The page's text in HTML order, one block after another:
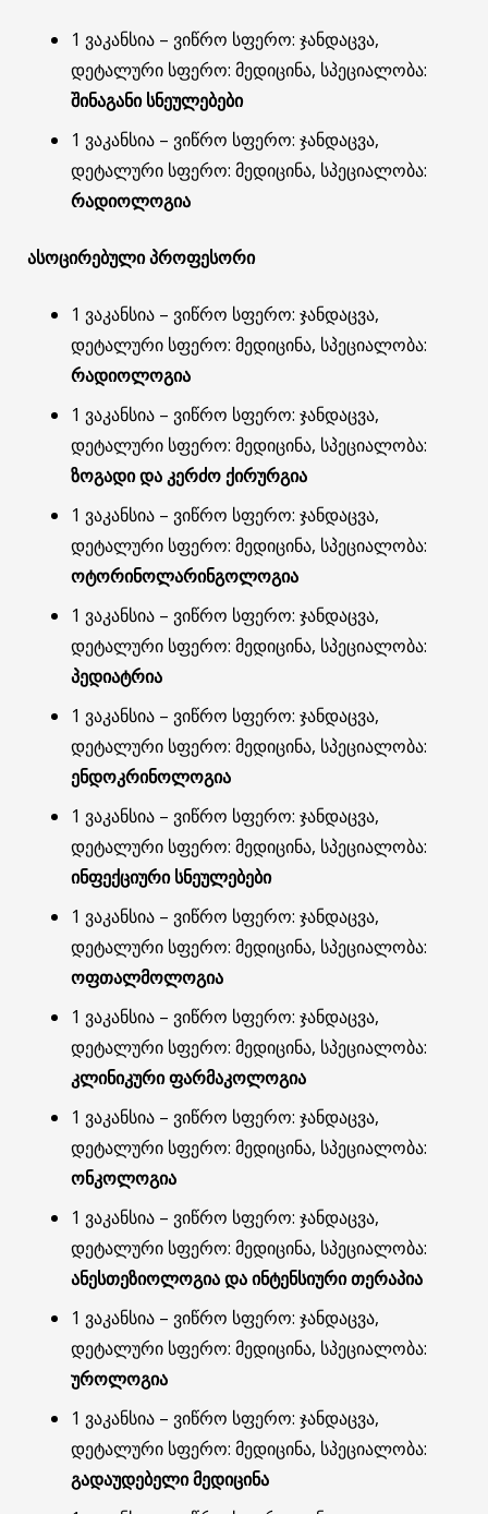
1 ვაკანსია – ვიწრო სფერო: ჯანდაცვა,
დეტალური სფერო: მედიცინა, სპეციალობა:
შინაგანი სნეულებები
1 ვაკანსია – ვიწრო სფერო: ჯანდაცვა,
დეტალური სფერო: მედიცინა, სპეციალობა:
რადიოლოგია
ასოცირებულიპროფესორი
1 ვაკანსია – ვიწრო სფერო: ჯანდაცვა,
დეტალური სფერო: მედიცინა, სპეციალობა:
რადიოლოგია
1 ვაკანსია – ვიწრო სფერო: ჯანდაცვა,
დეტალური სფერო: მედიცინა, სპეციალობა:
ზოგადი და კერძო ქირურგია
1 ვაკანსია – ვიწრო სფერო: ჯანდაცვა,
დეტალური სფერო: მედიცინა, სპეციალობა:
ოტორინოლარინგოლოგია
1 ვაკანსია – ვიწრო სფერო: ჯანდაცვა,
დეტალური სფერო: მედიცინა, სპეციალობა:
პედიატრია
1 ვაკანსია – ვიწრო სფერო: ჯანდაცვა,
დეტალური სფერო: მედიცინა, სპეციალობა:
ენდოკრინოლოგია
1 ვაკანსია – ვიწრო სფერო: ჯანდაცვა,
დეტალური სფერო: მედიცინა, სპეციალობა:
ინფექციური სნეულებები
1 ვაკანსია – ვიწრო სფერო: ჯანდაცვა,
დეტალური სფერო: მედიცინა, სპეციალობა:
ოფთალმოლოგია
1 ვაკანსია – ვიწრო სფერო: ჯანდაცვა,
დეტალური სფერო: მედიცინა, სპეციალობა:
კლინიკური ფარმაკოლოგია
1 ვაკანსია – ვიწრო სფერო: ჯანდაცვა,
დეტალური სფერო: მედიცინა, სპეციალობა:
ონკოლოგია
1 ვაკანსია – ვიწრო სფერო: ჯანდაცვა,
დეტალური სფერო: მედიცინა, სპეციალობა:
ანესთეზიოლოგია და ინტენსიური თერაპია
1 ვაკანსია – ვიწრო სფერო: ჯანდაცვა,
დეტალური სფერო: მედიცინა, სპეციალობა:
უროლოგია
1 ვაკანსია – ვიწრო სფერო: ჯანდაცვა,
დეტალური სფერო: მედიცინა, სპეციალობა:
გადაუდებელი მედიცინა